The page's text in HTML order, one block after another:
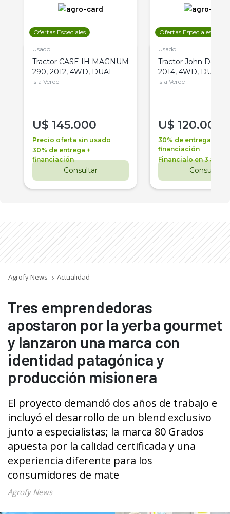
Ofertas Especiales
Usado
Tractor CASE IH MAGNUM
290, 2012, 4WD, DUAL
Isla Verde
U$ 145.000
Precio oferta sin usado
30% de entrega +
financiación
Consultar
Ofertas Especiales
Usado
Tractor John Deere
2014, 4WD, DUAL
Isla Verde
U$ 120.000
30% de entrega +
financiación
Financialo en 3 años
Consultar
Agrofy News Actualidad
Tres emprendedoras
apostaron por la yerba gourmet
y lanzaron una marca con
identidad patagónica y
producción misionera
El proyecto demandó dos años de trabajo e
incluyó el desarrollo de un blend exclusivo
junto a especialistas; la marca 80 Grados
apuesta por la calidad certificada y una
experiencia diferente para los
consumidores de mate
Agrofy News